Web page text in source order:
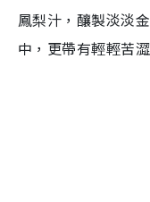
鳳梨汁，釀製淡淡
中，更帶有輕輕苦